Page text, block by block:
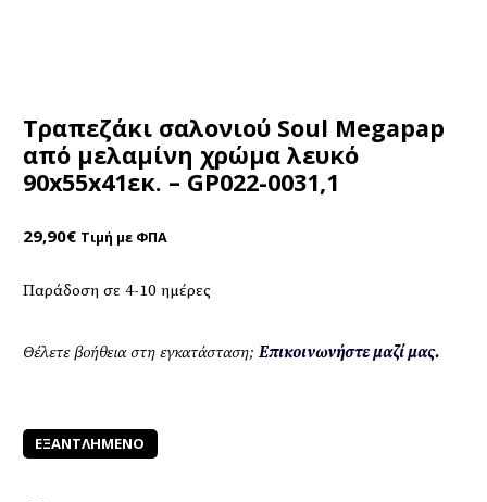
Τραπεζάκι σαλονιού Soul Megapap
από μελαμίνη χρώμα λευκό
90x55x41εκ. – GP022-0031,1
29,90€ Τιμή με ΦΠΑ
Παράδοση σε 4-10 ημέρες
Θέλετε βοήθεια στη εγκατάσταση; Επικοινωνήστε μαζί μας.
ΕΞΑΝΤΛΗΜΈΝΟ